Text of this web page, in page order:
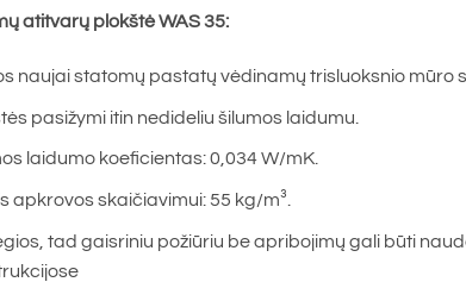
atitvarų plokštė WAS 35:
naujai statomų pastatų vėdinamų trisluoksnio mūro
pasižymi itin nedideliu šilumos laidumu.
laidumo koeficientas: 0,034 W/mK.
apkrovos skaičiavimui: 55 kg/m³.
tad gaisriniu požiūriu be apribojimų gali būti